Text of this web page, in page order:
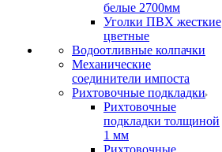
белые 2700мм
Уголки ПВХ жесткие
цветные
Водоотливные колпачки
Механические
соединители импоста
Рихтовочные подкладки
Рихтовочные
подкладки толщиной
1 мм
Рихтовочные